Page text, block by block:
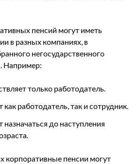
пенсий могут иметь
в разных компаниях, в
негосударственного
Например:
только работодатель.
работодатель, так и сотрудник.
до наступления
корпоративные пенсии могут